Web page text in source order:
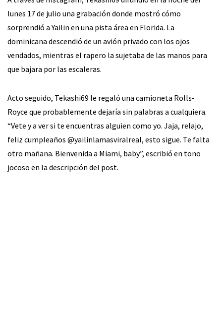
lunes 17 de julio una grabación donde mostró cómo
sorprendió a Yailin en una pista área en Florida. La
dominicana descendió de un avión privado con los ojos
vendados, mientras el rapero la sujetaba de las manos para
que bajara por las escaleras.
Acto seguido, Tekashi69 le regaló una camioneta Rolls-
Royce que probablemente dejaría sin palabras a cualquiera.
“Vete y a ver si te encuentras alguien como yo. Jaja, relajo,
feliz cumpleaños @yailinlamasviralreal, esto sigue. Te falta
otro mañana. Bienvenida a Miami, baby”, escribió en tono
jocoso en la descripción del post.